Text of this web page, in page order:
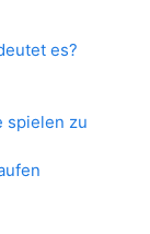
es?
spielen zu